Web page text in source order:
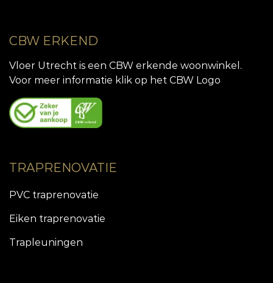
CBW ERKEND
Vloer Utrecht is een CBW erkende woonwinkel.
Voor meer informatie klik op het CBW Logo
TRAPRENOVATIE
PVC traprenovatie
Eiken traprenovatie
Trapleuningen